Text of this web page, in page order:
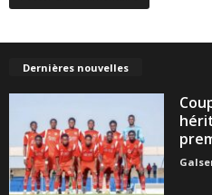
Dernières nouvelles